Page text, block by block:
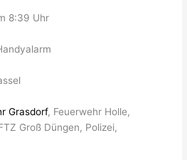
8:39 Uhr
Grasdorf, Feuerwehr Holle,
Groß Düngen, Polizei,